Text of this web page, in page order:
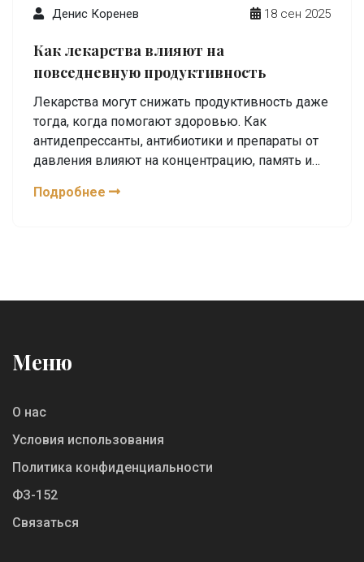
Денис Коренев 18 сен 2025
Как лекарства влияют на
повседневную продуктивность
Лекарства могут снижать продуктивность даже
тогда, когда помогают здоровью. Как
антидепрессанты, антибиотики и препараты от
давления влияют на концентрацию, память и
Подробнее
Меню
О нас
Условия использования
Политика конфиденциальности
ФЗ-152
Связаться